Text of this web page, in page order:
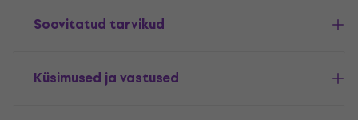
Soovitatud tarvikud
Küsimused ja vastused